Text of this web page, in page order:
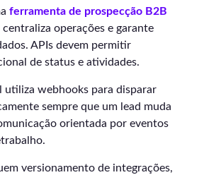
ferramenta de prospecção B2B
operações e garante
APIs devem permitir
de status e atividades.
utiliza webhooks para disparar
sempre que um lead muda
orientada por eventos
versionamento de integrações,